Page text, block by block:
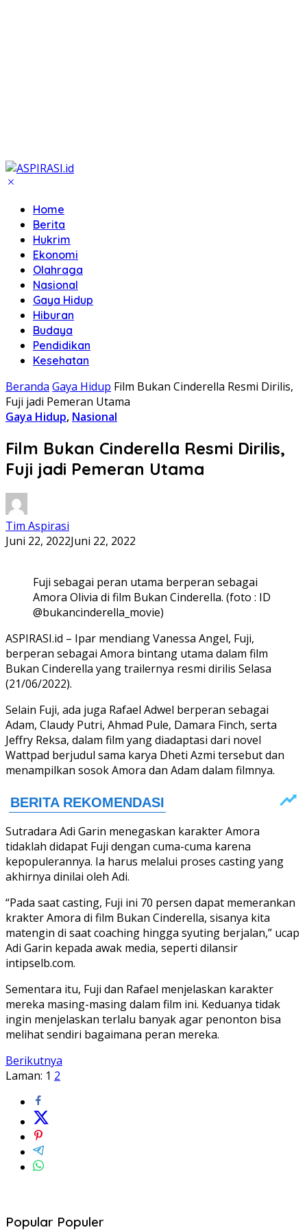
Home
Berita
Hukrim
Ekonomi
Olahraga
Nasional
Gaya Hidup
Hiburan
Budaya
Pendidikan
Kesehatan
Beranda Gaya Hidup Film Bukan Cinderella Resmi Dirilis,
Fuji jadi Pemeran Utama
Gaya Hidup, Nasional
Film Bukan Cinderella Resmi Dirilis,
Fuji jadi Pemeran Utama
Tim Aspirasi
Juni 22, 2022Juni 22, 2022
Fuji sebagai peran utama berperan sebagai
Amora Olivia di film Bukan Cinderella. (foto : ID
@bukancinderella_movie)
ASPIRASI.id – Ipar mendiang Vanessa Angel, Fuji,
berperan sebagai Amora bintang utama dalam film
Bukan Cinderella yang trailernya resmi dirilis Selasa
(21/06/2022).
Selain Fuji, ada juga Rafael Adwel berperan sebagai
Adam, Claudy Putri, Ahmad Pule, Damara Finch, serta
Jeffry Reksa, dalam film yang diadaptasi dari novel
Wattpad berjudul sama karya Dheti Azmi tersebut dan
menampilkan sosok Amora dan Adam dalam filmnya.
Sutradara Adi Garin menegaskan karakter Amora
tidaklah didapat Fuji dengan cuma-cuma karena
kepopulerannya. Ia harus melalui proses casting yang
akhirnya dinilai oleh Adi.
“Pada saat casting, Fuji ini 70 persen dapat memerankan
krakter Amora di film Bukan Cinderella, sisanya kita
matengin di saat coaching hingga syuting berjalan,” ucap
Adi Garin kepada awak media, seperti dilansir
intipselb.com.
Sementara itu, Fuji dan Rafael menjelaskan karakter
mereka masing-masing dalam film ini. Keduanya tidak
ingin menjelaskan terlalu banyak agar penonton bisa
melihat sendiri bagaimana peran mereka.
Berikutnya
Laman: 1 2
Popular Populer